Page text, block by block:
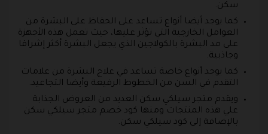
سكن.
كما يوجد أيضا أنواع تساعد على الحفاظ على البشرة من
العوامل الخارجية التي تؤثر عليها، حيث تعمل هذه الأجهزة
على مد البشرة بالكولاجين الذي يجعل البشرة أكثر إشراقا
وجاذبية.
كما يوجد أنواع خاصة تساعد في علاج البشرة من علامات
التقدم في السن من الخطوط الرفيعة وأيضا التجاعيد.
ويقدم متجر سيلكي سكن العديد من العروض الجذابة
علي هذه المنتجات ومنها كود خصم متجر سيلكي سكن
بالإضافة إلى كود سيلكي سكن.